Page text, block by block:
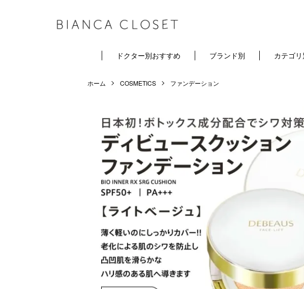
ドクター別おすすめ ブランド別 カテゴリ
ホーム COSMETICS ファンデーション